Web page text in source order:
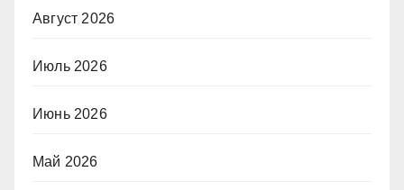
Август 2026
Июль 2026
Июнь 2026
Май 2026